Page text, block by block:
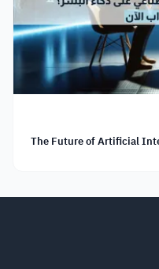
The Future of Artificial